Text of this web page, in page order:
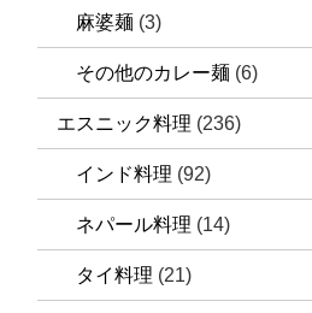
麻婆麺 (3)
その他のカレー麺 (6)
エスニック料理 (236)
インド料理 (92)
ネパール料理 (14)
タイ料理 (21)